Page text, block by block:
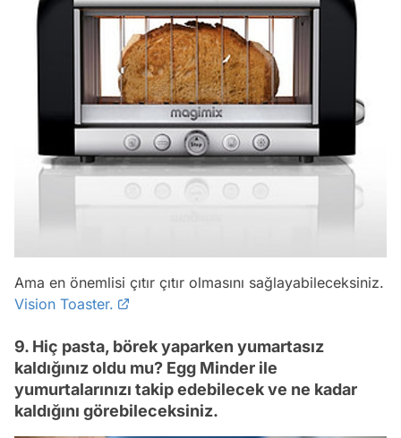
Ama en önemlisi çıtır çıtır olmasını sağlayabileceksiniz.
Vision Toaster.
9. Hiç pasta, börek yaparken yumartasız
kaldığınız oldu mu? Egg Minder ile
yumurtalarınızı takip edebilecek ve ne kadar
kaldığını görebileceksiniz.